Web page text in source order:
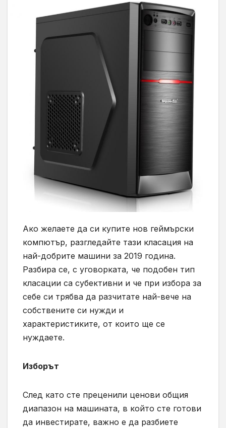
Ако желаете да си купите нов геймърски
компютър, разгледайте тази класация на
най-добрите машини за 2019 година.
Разбира се, с уговорката, че подобен тип
класации са субективни и че при избора за
себе си трябва да разчитате най-вече на
собствените си нужди и
характеристиките, от които ще се
нуждаете.
Изборът
След като сте преценили ценови общия
диапазон на машината, в който сте готови
да инвестирате, важно е да разбиете